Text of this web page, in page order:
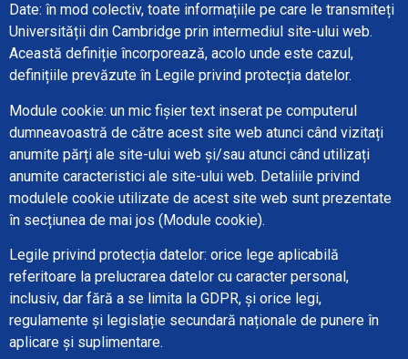
Date: în mod colectiv, toate informațiile pe care le transmiteți
Universității din Cambridge prin intermediul site-ului web.
Această definiție încorporează, acolo unde este cazul,
definițiile prevăzute în Legile privind protecția datelor.
Module cookie: un mic fișier text inserat pe computerul
dumneavoastră de către acest site web atunci când vizitați
anumite părți ale site-ului web și/sau atunci când utilizați
anumite caracteristici ale site-ului web. Detaliile privind
modulele cookie utilizate de acest site web sunt prezentate
în secțiunea de mai jos (Module cookie).
Legile privind protecția datelor: orice lege aplicabilă
referitoare la prelucrarea datelor cu caracter personal,
inclusiv, dar fără a se limita la GDPR, și orice legi,
regulamente și legislație secundară naționale de punere în
aplicare și suplimentare.